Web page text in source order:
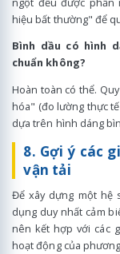
hiệu bất thường" để
Bình dầu có hình
chuẩn không?
Hoàn toàn có thể.
hóa" (đo lường thực
dựa trên hình dáng
8. Gợi ý các
vận tải
Để xây dựng một hệ
dụng duy nhất cảm
nên kết hợp với các
hoạt động của